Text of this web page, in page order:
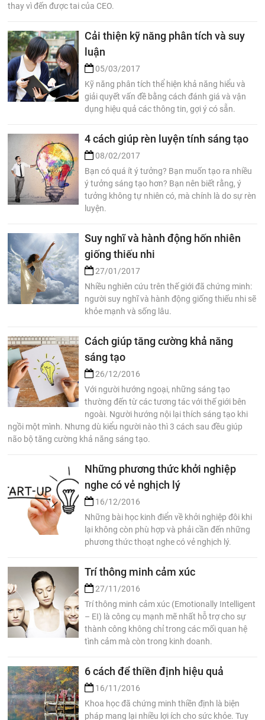
thay vì đến được tai của CEO.
Cải thiện kỹ năng phân tích và suy
luận
05/03/2017
Kỹ năng phân tích thể hiện khả năng hiểu và
giải quyết vấn đề bằng cách đánh giá và vận
dụng hiệu quả các thông tin, gợi ý có sẵn.
4 cách giúp rèn luyện tính sáng tạo
08/02/2017
Bạn có quá ít ý tưởng? Bạn muốn tạo ra nhiều
ý tưởng sáng tạo hơn? Bạn nên biết rằng, ý
tưởng không tự nhiên có, mà chính là do sự rèn
luyện.
Suy nghĩ và hành động hốn nhiên
giống thiếu nhi
27/01/2017
Nhiều nghiên cứu trên thế giới đã chứng minh:
người suy nghĩ và hành động giống thiếu nhi sẽ
khỏe mạnh và sống lâu.
Cách giúp tăng cường khả năng
sáng tạo
26/12/2016
Với người hướng ngoại, những sáng tạo
thường đến từ các tương tác với thế giới bên
ngoài. Người hướng nội lại thích sáng tạo khi
ngồi một mình. Nhưng dù kiểu người nào thì 3 cách sau đều giúp
não bộ tăng cường khả năng sáng tạo.
Những phương thức khởi nghiệp
nghe có vẻ nghịch lý
16/12/2016
Những bài học kinh điển về khởi nghiệp đôi khi
lại không còn phù hợp và phải cần đến những
phương thức thoạt nghe có vẻ nghịch lý.
Trí thông minh cảm xúc
27/11/2016
Trí thông minh cảm xúc (Emotionally Intelligent
– EI) là công cụ mạnh mẽ nhất hỗ trợ cho sự
thành công không chỉ trong các mối quan hệ
tình cảm mà còn trong kinh doanh.
6 cách để thiền định hiệu quả
16/11/2016
Khoa học đã chứng minh thiền định là biện
pháp mang lại nhiều lợi ích cho sức khỏe. Tuy